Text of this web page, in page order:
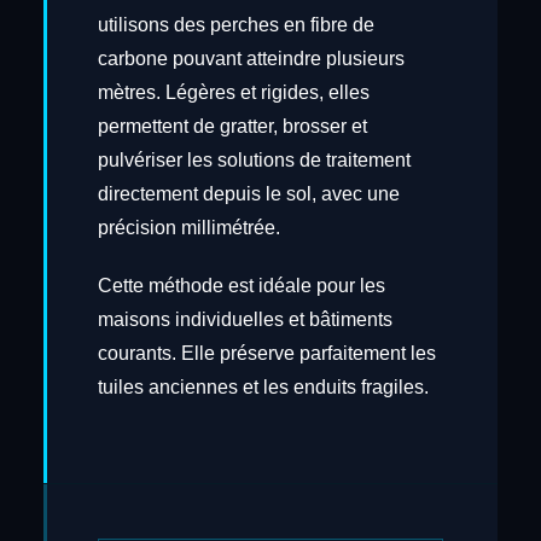
utilisons des perches en fibre de
carbone pouvant atteindre plusieurs
mètres. Légères et rigides, elles
permettent de gratter, brosser et
pulvériser les solutions de traitement
directement depuis le sol, avec une
précision millimétrée.
Cette méthode est idéale pour les
maisons individuelles et bâtiments
courants. Elle préserve parfaitement les
tuiles anciennes et les enduits fragiles.